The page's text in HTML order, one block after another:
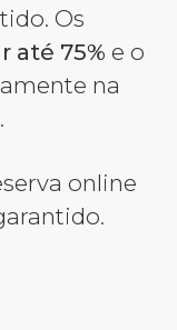
Os
até 75% e o
na
online